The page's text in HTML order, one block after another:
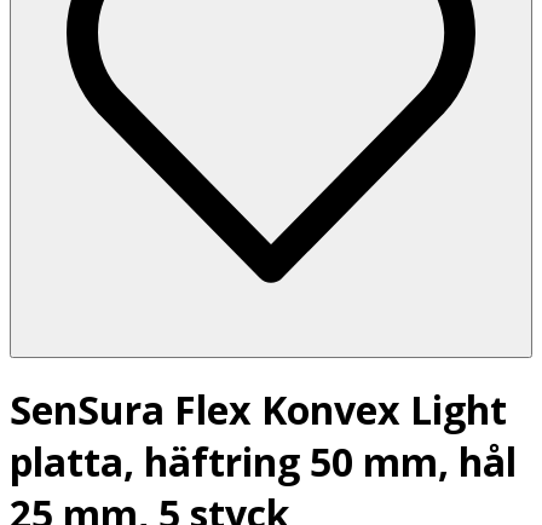
SenSura Flex Konvex Light
platta, häftring 50 mm, hål
25 mm, 5 styck